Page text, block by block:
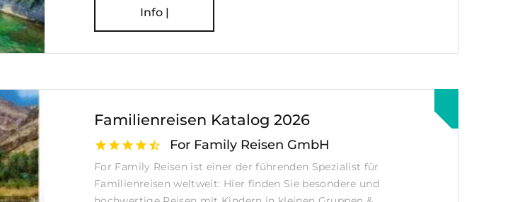
Info |
Familienreisen Katalog 2026
For Family Reisen GmbH
For Family Reisen ist einer der führenden Spezialist für
Familienreisen weltweit: Hier finden Sie besondere und